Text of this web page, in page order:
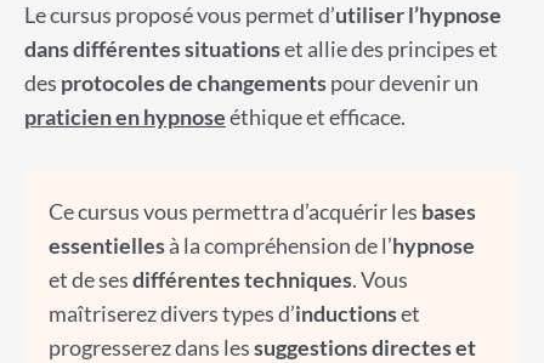
Le cursus proposé vous permet d’utiliser l’hypnose
dans différentes situationset allie des principes et
des protocoles de changementspour devenir un
praticien en hypnoseéthique et efficace.
Ce cursus vous permettra d’acquérir les bases
essentiellesà la compréhension de l’hypnose
et de sesdifférentes techniques. Vous
maîtriserez divers types d’inductionset
progresserez dans lessuggestions directes et